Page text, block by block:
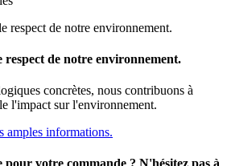
respect de notre environnement.
concrètes, nous contribuons à
l'impact sur l'environnement.
amples informations.